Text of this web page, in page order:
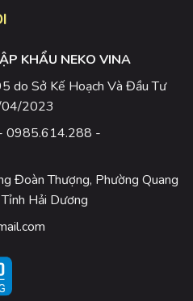
KHẨU NEKO VINA
do Sở Kế Hoạch Và Đầu Tư
04/2023
0985.614.288 -
Đoàn Thượng, Phường Quang
Hải Dương